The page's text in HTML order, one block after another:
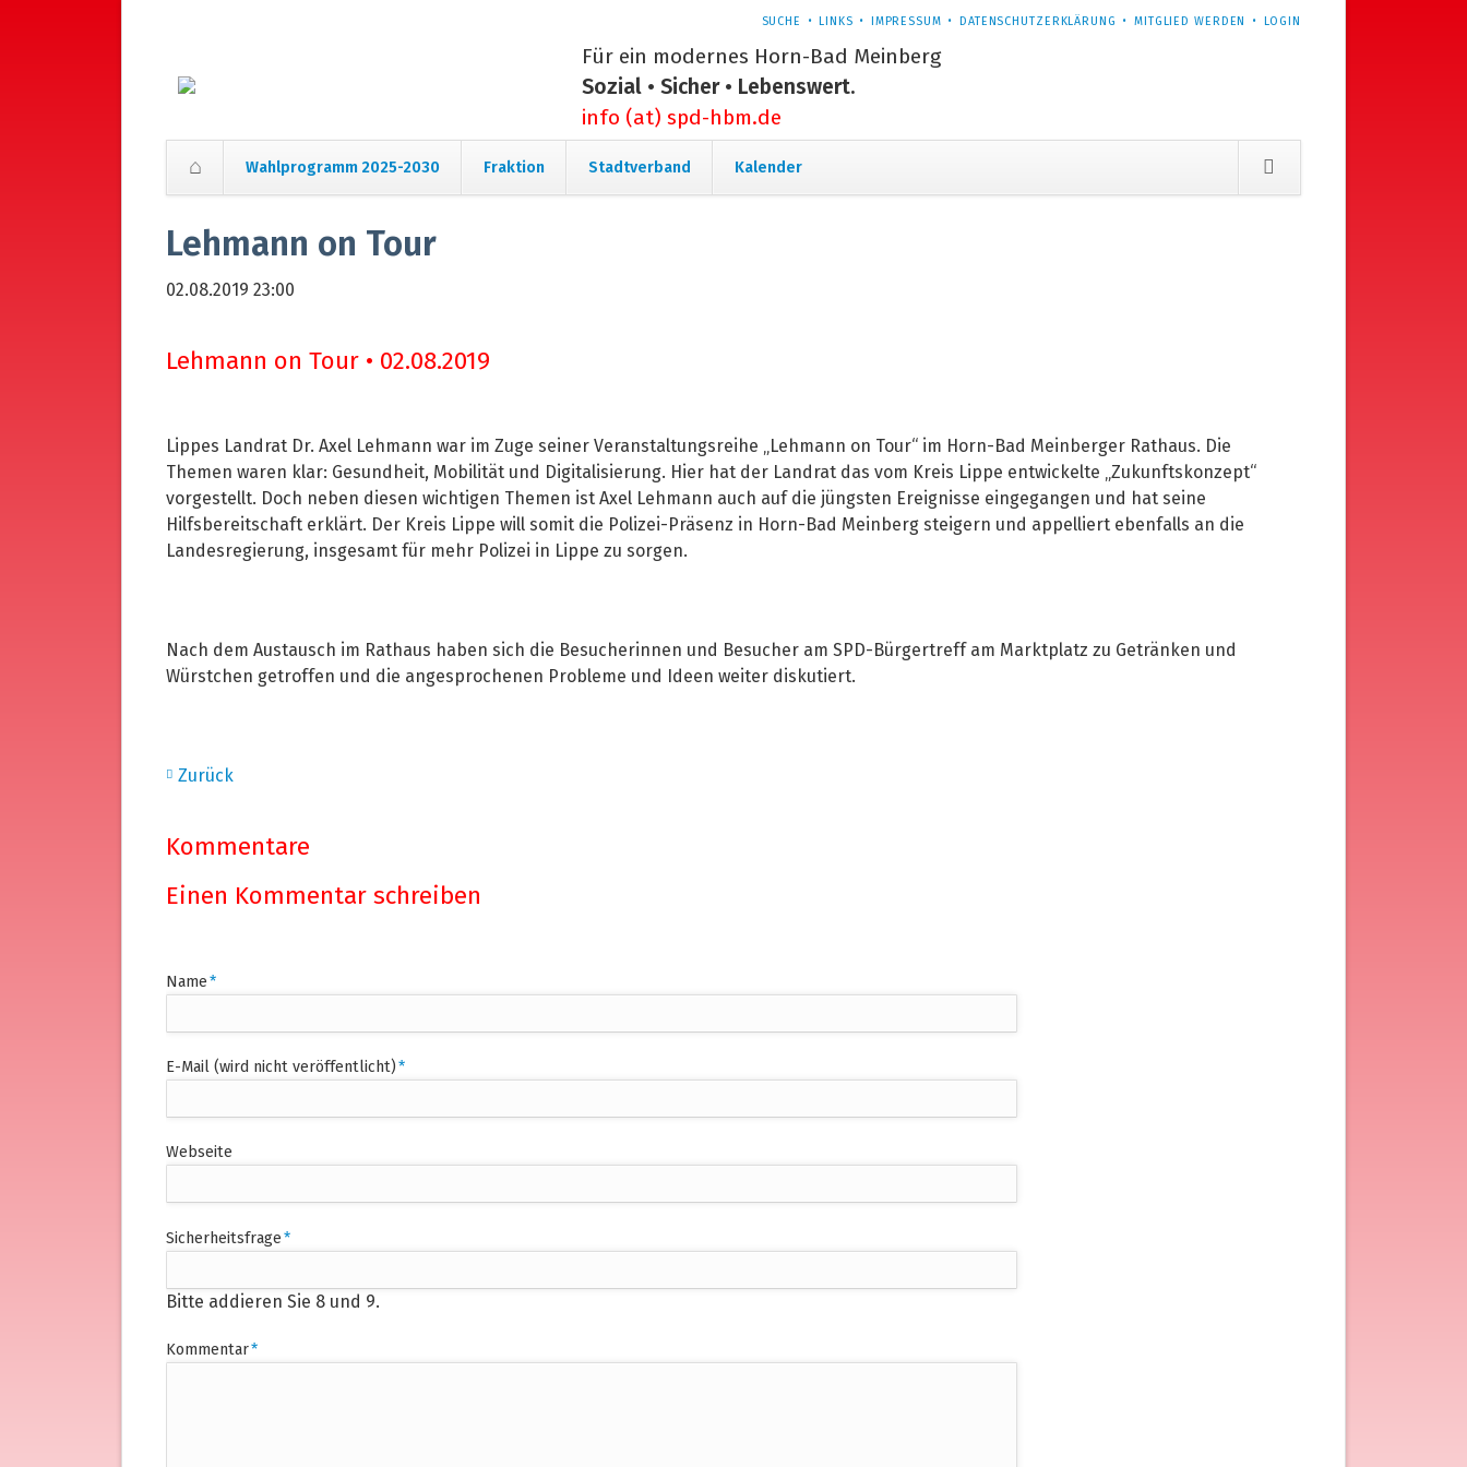
NAVIGATION
SUCHE LINKS IMPRESSUM DATENSCHUTZERKLÄRUNG MITGLIED WERDEN LOGIN
Für ein modernes Horn-Bad Meinberg
Sozial • Sicher • Lebenswert.
info (at) spd-hbm.de
Wahlprogramm 2025-2030 Fraktion Stadtverband Kalender
überspringen
Lehmann on Tour
02.08.2019 23:00
Lehmann on Tour • 02.08.2019
Lippes Landrat Dr. Axel Lehmann war im Zuge seiner Veranstaltungsreihe „Lehmann on Tour“ im Horn-Bad Meinberger Rathaus. Die
Themen waren klar: Gesundheit, Mobilität und Digitalisierung. Hier hat der Landrat das vom Kreis Lippe entwickelte „Zukunftskonzept“
vorgestellt. Doch neben diesen wichtigen Themen ist Axel Lehmann auch auf die jüngsten Ereignisse eingegangen und hat seine
Hilfsbereitschaft erklärt. Der Kreis Lippe will somit die Polizei-Präsenz in Horn-Bad Meinberg steigern und appelliert ebenfalls an die
Landesregierung, insgesamt für mehr Polizei in Lippe zu sorgen.
Nach dem Austausch im Rathaus haben sich die Besucherinnen und Besucher am SPD-Bürgertreff am Marktplatz zu Getränken und
Würstchen getroffen und die angesprochenen Probleme und Ideen weiter diskutiert.
Zurück
Kommentare
Einen Kommentar schreiben
Pflichtfeld
Name*
Pflichtfeld
E-Mail (wird nicht veröffentlicht)*
Webseite
Pflichtfeld
Sicherheitsfrage*
Bitte addieren Sie 8 und 9.
Pflichtfeld
Kommentar*